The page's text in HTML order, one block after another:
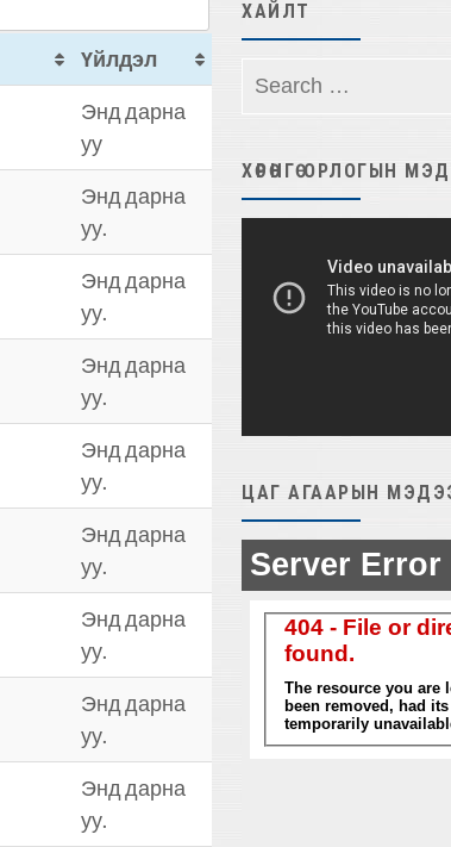
Үйлдэл
Энд дарна
уу
Энд дарна
уу.
Энд дарна
уу.
Энд дарна
уу.
Энд дарна
уу.
Энд дарна
уу.
Энд дарна
уу.
Энд дарна
уу.
Энд дарна
уу.
ХАЙЛТ
ХӨРӨНГӨ ОРЛОГЫН
ЦАГ АГААРЫН